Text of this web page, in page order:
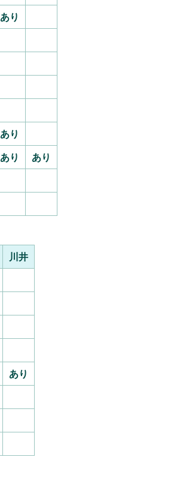
あり
あり
あり
あり
川井
あり